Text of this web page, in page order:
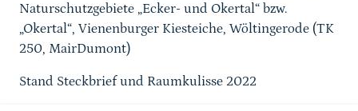
Naturschutzgebiete „Ecker- und Okertal“ bzw.
„Okertal“, Vienenburger Kiesteiche, Wöltingerode (TK
250, MairDumont)
Stand Steckbrief und Raumkulisse 2022